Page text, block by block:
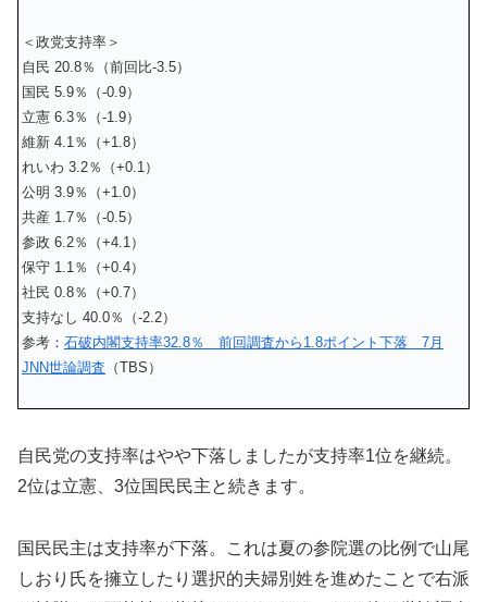
＜政党支持率＞
自民 20.8％（前回比-3.5）
国民 5.9％（-0.9）
立憲 6.3％（-1.9）
維新 4.1％（+1.8）
れいわ 3.2％（+0.1）
公明 3.9％（+1.0）
共産 1.7％（-0.5）
参政 6.2％（+4.1）
保守 1.1％（+0.4）
社民 0.8％（+0.7）
支持なし 40.0％（-2.2）
参考： 石破内閣支持率32.8％ 前回調査から1.8ポイント下落 7月
JNN世論調査 （TBS）
自民党の支持率はやや下落しましたが支持率1位を継続。
2位は立憲、3位国民民主と続きます。
国民民主は支持率が下落。これは夏の参院選の比例で山尾
しおり氏を擁立したり選択的夫婦別姓を進めたことで右派